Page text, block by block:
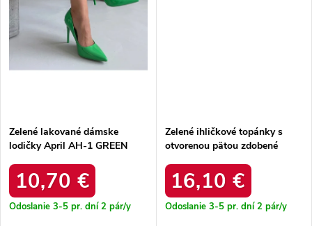
Zelené lakované dámske
lodičky April AH-1 GREEN
10,70 €
Odoslanie 3-5 pr. dní2 pár/y
Zelené ihličkové topánky s
otvorenou pätou zdobené
2793CW GREEN
16,10 €
Odoslanie 3-5 pr. dní2 pár/y